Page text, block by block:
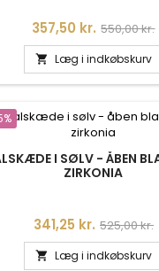
Pris
357,50 kr. 550,00 kr.
 Læg i indkøbskurv
I SØLV - ÅBEN
ZIRKONIA
Pris
341,25 kr. 525,00 kr.
 Læg i indkøbskurv